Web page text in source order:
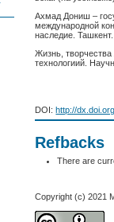
Ахмад Дониш –
международной
наследие.
Жизнь,
технологиий.
DOI: http://
Refbacks
There are
Copyright (c) 2021